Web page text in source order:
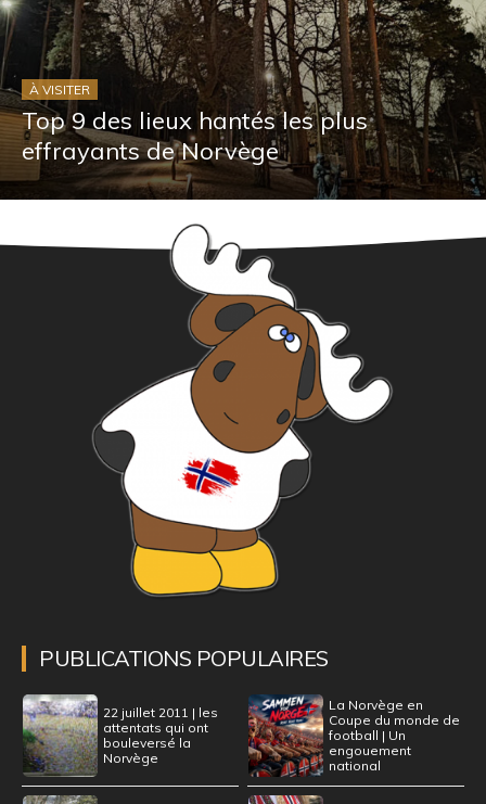
À VISITER
Top 9 des lieux hantés les plus
effrayants de Norvège
PUBLICATIONS POPULAIRES
22 juillet 2011 | les
attentats qui ont
bouleversé la
Norvège
La Norvège en
Coupe du monde de
football | Un
engouement
national